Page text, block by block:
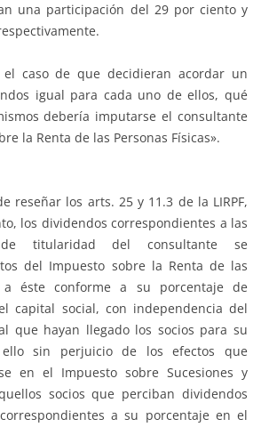
una participación del 29 por ciento y
el caso de que decidieran acordar un
igual para cada uno de ellos, qué
debería imputarse el consultante
la Renta de las Personas Físicas».
reseñar los arts. 25 y 11.3 de la LIRPF,
los dividendos correspondientes a las
de titularidad del consultante se
del Impuesto sobre la Renta de las
a éste conforme a su porcentaje de
capital social, con independencia del
que hayan llegado los socios para su
sin perjuicio de los efectos que
en el Impuesto sobre Sucesiones y
socios que perciban dividendos
a su porcentaje en el